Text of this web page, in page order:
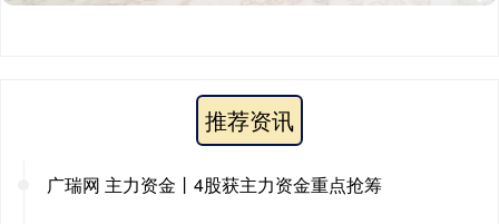
推荐资讯
广瑞网 主力资金丨4股获主力资金重点抢筹